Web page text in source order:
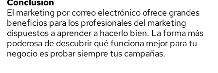
El marketing por correo electrónico ofrece grandes
beneficios para los profesionales del marketing
dispuestos a aprender a hacerlo bien. La forma más
poderosa de descubrir qué funciona mejor para tu
negocio es probar siempre tus campañas.